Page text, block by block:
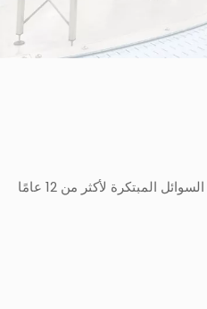
المبتكرة لأكثر من 12 عامًا